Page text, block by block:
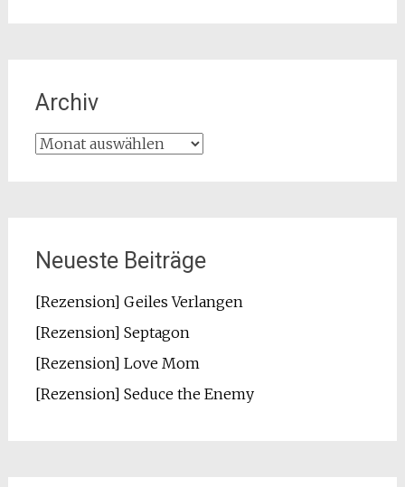
Archiv
Archiv
Neueste Beiträge
[Rezension] Geiles Verlangen
[Rezension] Septagon
[Rezension] Love Mom
[Rezension] Seduce the Enemy